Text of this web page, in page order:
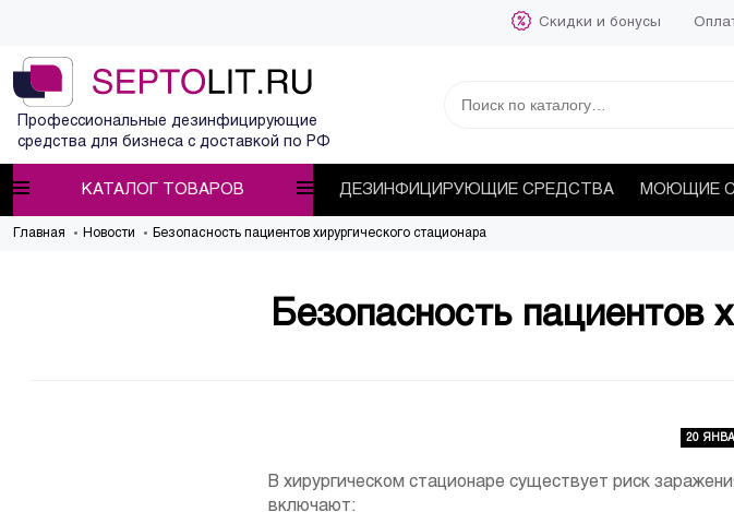
Скидки и бонусы
Профессиональные дезинфицирующие
средства для бизнеса с доставкой по РФ
КАТАЛОГ ТОВАРОВ ДЕЗИНФИЦИРУЮЩИЕ СРЕДСТВА МОЮЩИЕ
Главная Новости Безопасность пациентов хирургического стационара
Безопасность пациентов
20
В хирургическом стационаре существует риск
включают: